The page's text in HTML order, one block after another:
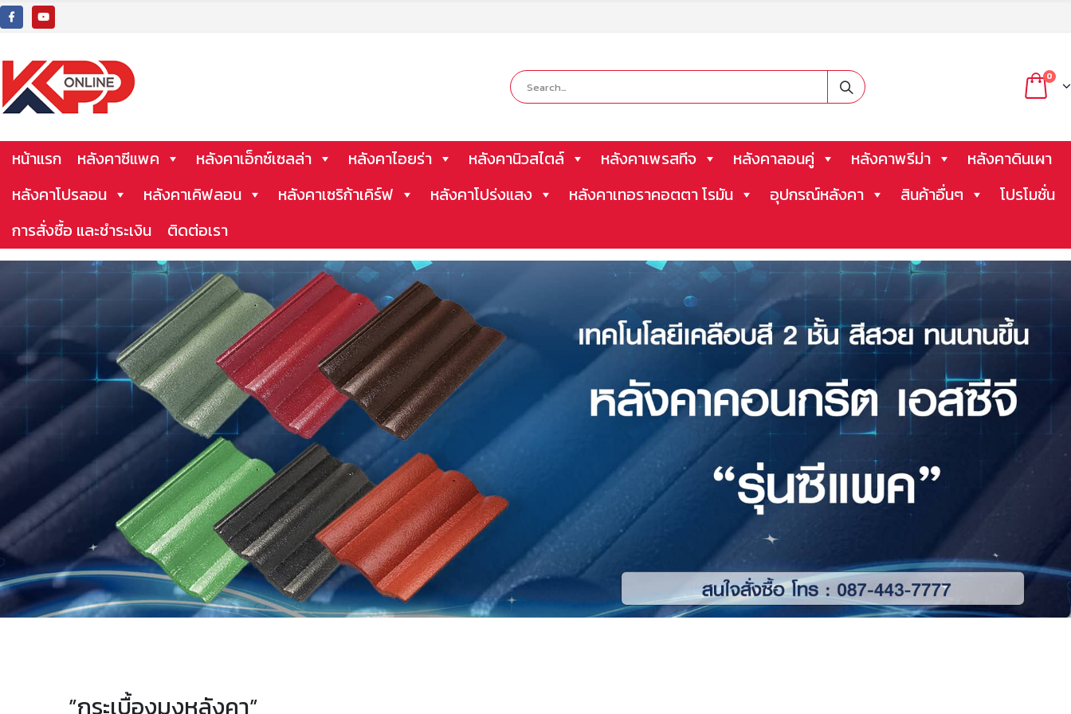
0
หน้าแรก หลังคาซีแพค หลังคาเอ็กซ์เซลล่า หลังคาไอยร่า หลังคานิวสไตล์ หลังคาเพรสทีจ หลังคาลอนคู่ หลังคาพรีม่า
หลังคาดินเผา
หลังคาโปรลอน
หลังคาเคิฟลอน หลังคาเซริก้าเคิร์ฟ หลังคาโปร่งแสง หลังคาเทอราคอตตา โรมัน อุปกรณ์หลังคา สินค้าอื่นๆ
โปรโมชั่น
การสั่งซื้อ และชำระเงิน
ติดต่อเรา
”กระเบื้องมุงหลังคา”